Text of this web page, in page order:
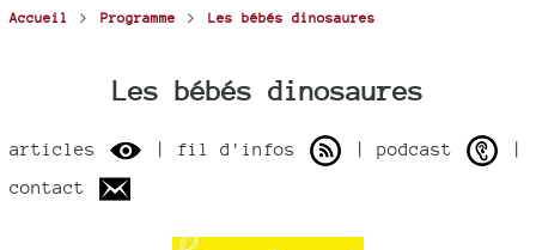
Accueil > Programme > Les bébés dinosaures
Les bébés dinosaures
articles | fil d'infos | podcast
|
contact